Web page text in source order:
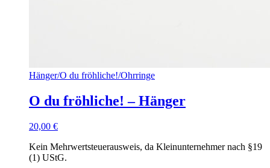
Hänger/O du fröhliche!/Ohrringe
O du fröhliche! – Hänger
20,00 €
Kein Mehrwertsteuerausweis, da Kleinunternehmer nach §19
(1) UStG.